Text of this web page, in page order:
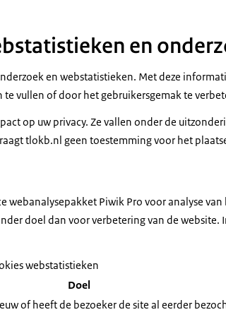
en
en webstatistieken. Met deze
vullen of door het gebruikersgemak te
op uw privacy. Ze vallen onder de
tlokb.nl geen toestemming voor het
webanalysepakket Piwik Pro voor analyse van
doel dan voor verbetering van de website.
Doel
webstatistieken
of heeft de bezoeker de site al eerder